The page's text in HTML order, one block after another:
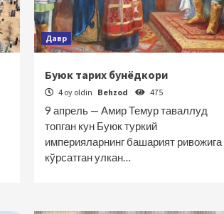
Давр
Буюк тарих бунёдкори
4 oy oldin Behzod 475
9 апрель — Амир Темур таваллуд
топган кун Буюк туркий
империяларнинг башарият ривожига
кўрсатган улкан…